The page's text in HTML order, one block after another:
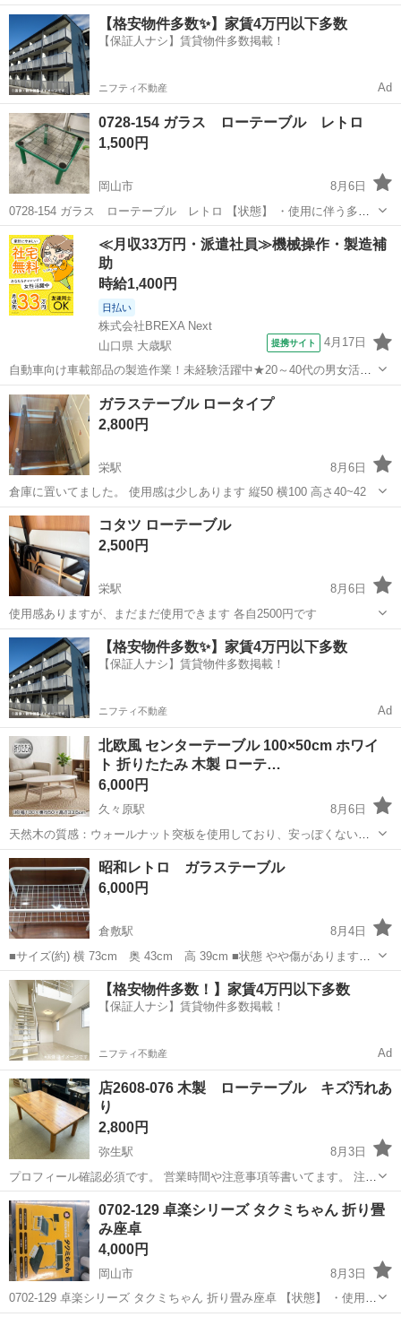
⚠️ 当店はリサイクルショップの為、原則として 返品・交換や修理等の
対応は致しかねます。 家電等に関しましては、ご購入から３日以内に
商品の不備や故障があっ...
岡山 倉敷市 弥生駅 テーブル ロー
【格安物件多数✨】家賃4万円以下多数
【保証人ナシ】賃貸物件多数掲載！
ニフティ不動産 Ad
0728-154 ガラス ローテーブル レトロ
1,500円
岡山市
8月6日
0728-154 ガラス ローテーブル レトロ 【状態】 ・使用に伴う多少
のスレ、キズ、落としきれない汚れなどございます ・詳細は現地でご
確認ください ・お値引きは出来かねますのでご了承願います ※中古品
の...
岡山 岡山市 テーブル 現地
≪月収33万円・派遣社員≫機械操作・製造補
助
時給1,400円
日払い
株式会社BREXA Next
山口県 大歳駅
提携サイト 4月17日
自動車向け車載部品の製造作業！未経験活躍中★20～40代の男女活躍
中！友達同士での応募OK！備品付きワンルーム寮費無料！赴任旅費会
社負担！生活支援物資事前対応可◎格安食堂利用可！年間休日135日
♪《山口県山口市》 人気の工...
山口 山口市 その他
ガラステーブル ロータイプ
2,800円
栄駅
8月6日
倉庫に置いてました。 使用感は少しあります 縦50 横100 高さ40~42
岡山 倉敷市 テーブル
コタツ ローテーブル
2,500円
栄駅
8月6日
使用感ありますが、まだまだ使用できます 各自2500円です
岡山 倉敷市 栄駅 テーブル コタツ
【格安物件多数✨】家賃4万円以下多数
【保証人ナシ】賃貸物件多数掲載！
ニフティ不動産 Ad
北欧風 センターテーブル 100×50cm ホワイ
ト 折りたたみ 木製 ローテ…
6,000円
久々原駅
8月6日
天然木の質感：ウォールナット突板を使用しており、安っぽくない上
質な仕上がり。 使いやすいサイズ感：幅100cmと、一人暮らしからフ
ァミリーのリビングまで幅広く活躍します。 棚板収納：散らかりがち
な小物を整理整頓。...
岡山 岡山市 久々原駅 テーブル
昭和レトロ ガラステーブル
6,000円
倉敷駅
8月4日
■サイズ(約) 横 73cm 奥 43cm 高 39cm ■状態 やや傷があります。
テーブルを解体時にネジ周りの塗装がひび割れています。 ■組み立て
方 マステで番号を書いてあるので合わせながら組み立てください。 ■
ポ...
岡山 倉敷市 倉敷駅 テーブル レトロ
【格安物件多数！】家賃4万円以下多数
【保証人ナシ】賃貸物件多数掲載！
ニフティ不動産 Ad
店2608-076 木製 ローテーブル キズ汚れあ
り
2,800円
弥生駅
8月3日
プロフィール確認必須です。 営業時間や注意事項等書いてます。 注意
⚠️ 当店はリサイクルショップの為、原則として 返品・交換や修理等の
対応は致しかねます。 家電等に関しましては、ご購入から３日以内に
商品の不...
岡山 倉敷市 テーブル ロー
0702-129 卓楽シリーズ タクミちゃん 折り畳
み座卓
4,000円
岡山市
8月3日
0702-129 卓楽シリーズ タクミちゃん 折り畳み座卓 【状態】 ・使用に